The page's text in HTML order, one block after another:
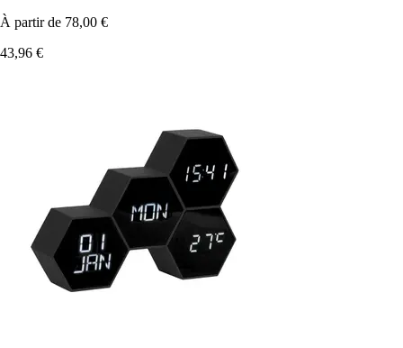
À partir de 78,00 €
43,96 €